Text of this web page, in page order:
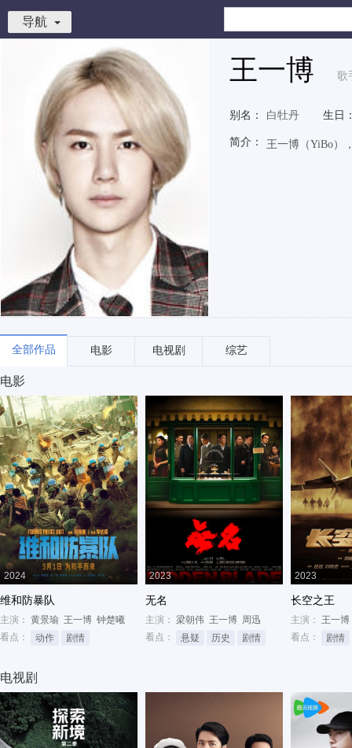
导航
王一博 歌
别名： 白牡丹 生日
简介： 王一博（YiBo）
全部作品 电影 电视剧 综艺
电影
2024
维和防暴队
主演： 黄景瑜 王一博 钟楚曦
看点：
动作 剧情
2023
无名
主演： 梁朝伟 王一博 周迅
看点：
悬疑 历史 剧情
2023
长空之王
主演： 王一博
看点：
剧情
电视剧